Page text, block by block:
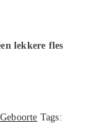
lekkere fles
Tags: